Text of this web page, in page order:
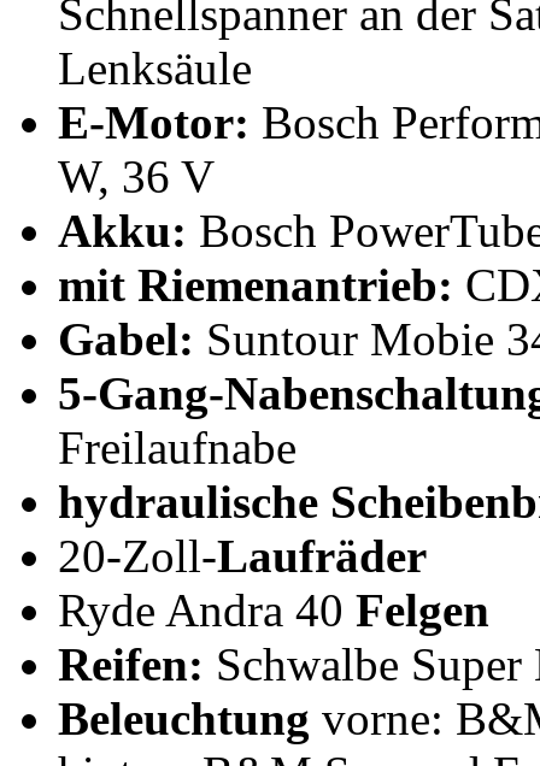
Schnellspanner an der
Lenksäule
E-Motor: Bosch
W, 36 V
Akku: Bosch
mit Riemenantrieb:
Gabel: Suntour Mobie
5-Gang-
Freilaufnabe
hydraulische
20-Zoll-Laufräder
Ryde Andra 40 Felgen
Reifen: Schwalbe
Beleuchtung vorne: